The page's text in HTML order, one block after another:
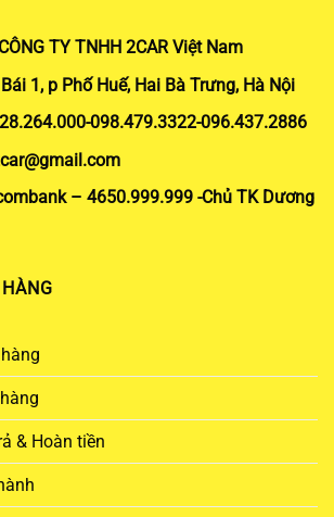
TY TNHH 2CAR Việt Nam
1, p Phố Huế, Hai Bà Trưng, Hà Nội
098.479.3322-096.437.2886
– 4650.999.999 -Chủ TK Dương
& Hoàn tiền